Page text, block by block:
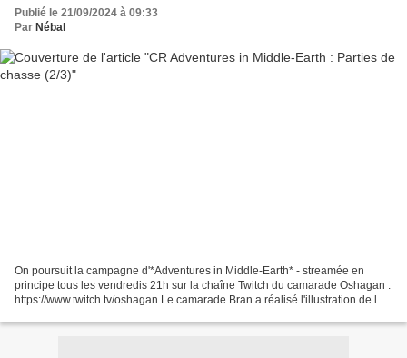
Publié le 21/09/2024 à 09:33
Par Nébal
On poursuit la campagne d'*Adventures in Middle-Earth* - streamée en
principe tous les vendredis 21h sur la chaîne Twitch du camarade Oshagan :
https://www.twitch.tv/oshagan Le camarade Bran a réalisé l'illustration de la